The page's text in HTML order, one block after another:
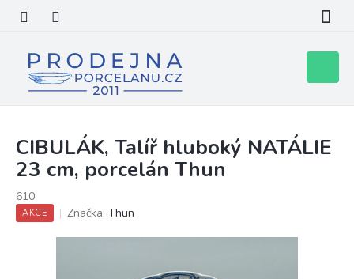
obsah
košík
CIBULÁK, Talíř hluboký NATÁLIE
23 cm, porcelán Thun
610
AKCE Značka: Thun